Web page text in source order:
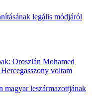
legális módjáról
Oroszlán Mohamed
voltam
leszármazottjának